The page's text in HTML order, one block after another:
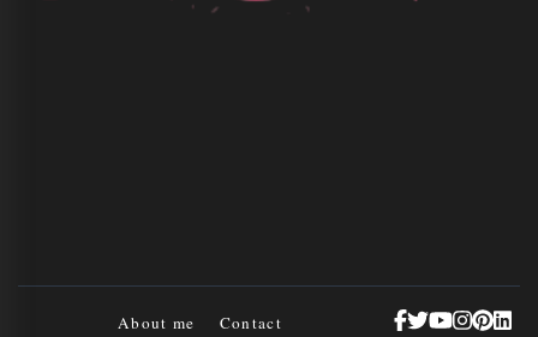
About me Contact